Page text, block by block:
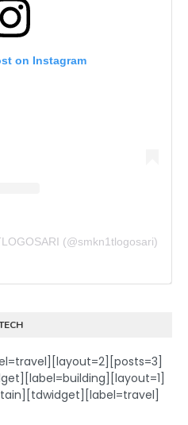
on Instagram
(@smkn1tlogosari)